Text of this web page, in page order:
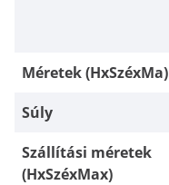
Méretek (HxSzéxMa)
Súly
Szállítási méretek
(HxSzéxMax)